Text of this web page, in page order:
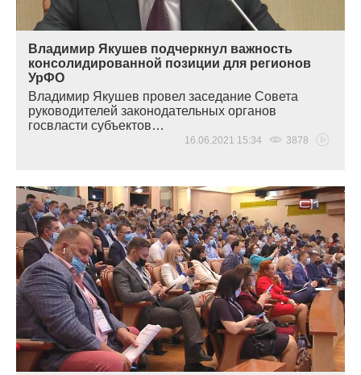
Владимир Якушев подчеркнул важность
консолидированной позиции для регионов
УрФО
Владимир Якушев провел заседание Совета
руководителей законодательных органов
госвласти субъектов…
16.06.2021 15:34 3878